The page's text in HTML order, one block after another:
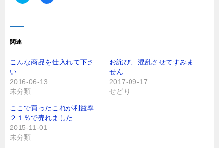
ク
し
て
T
i
t
t
r
で
共
(
新
し
い
ウ
ィ
ン
F
共
有
る
に
リ
ッ
ク
し
て
関連
こんな商品を仕入れて下さ
い
2016-06-13
未分類
お詫び、混乱させてすみま
せん
2017-09-17
せどり
ここで買ったこれが利益率
２１％で売れました
2015-11-01
未分類